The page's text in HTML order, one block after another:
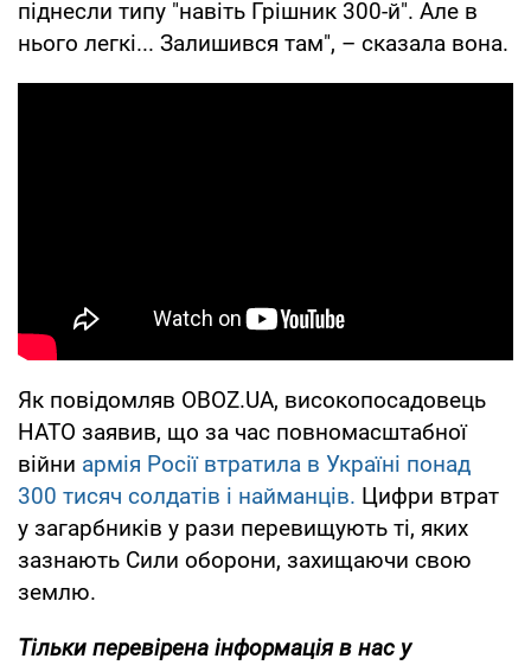
піднесли типу "навіть Грішник 300-й". Але в
нього легкі... Залишився там", – сказала вона.
Як повідомляв OBOZ.UA, високопосадовець
НАТО заявив, що за час повномасштабної
війни армія Росії втратила в Україні понад
300 тисяч солдатів і найманців. Цифри втрат
у загарбників у рази перевищують ті, яких
зазнають Сили оборони, захищаючи свою
землю.
Тільки перевірена інформація в нас у